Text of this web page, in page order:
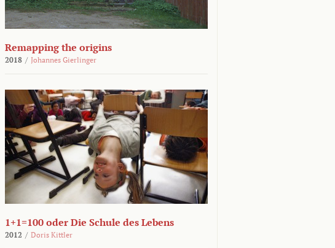
Remapping the origins
2018 / Johannes Gierlinger
1+1=100 oder Die Schule des Lebens
2012 / Doris Kittler